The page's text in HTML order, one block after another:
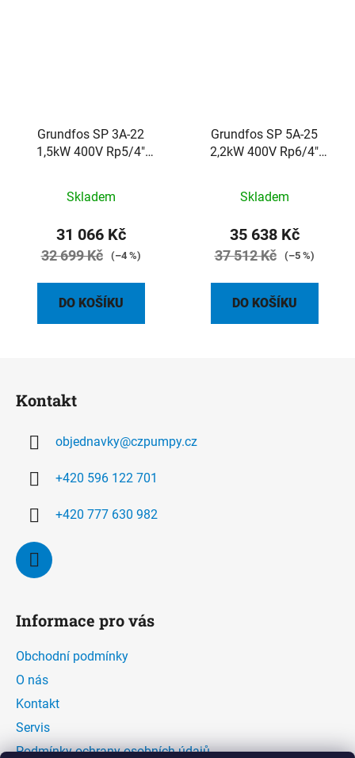
Grundfos SP 3A-22
1,5kW 400V Rp5/4"
Skladem
31 066 Kč
32 699 Kč (–4 %)
DO KOŠÍKU
Grundfos SP 5A-25
2,2kW 400V Rp6/4"
Skladem
35 638 Kč
37 512 Kč (–5 %)
DO KOŠÍKU
Kontakt
objednavky@czpumpy.cz
+420 596 122 701
+420 777 630 982
Informace pro vás
Obchodní podmínky
O nás
Kontakt
Servis
Podmínky ochrany osobních údajů